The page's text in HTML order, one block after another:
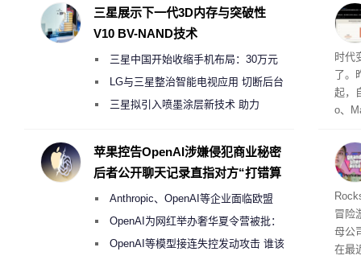
时代
了。
起，
o、
和
命令
起
防御
气将
发效
期
冒险
母公
在最
三星展示下一代3D内存与突破性
V10 BV-NAND技术
三星中国开始收缩手机布局：30万元
月销售额不达标门店 将被逐步清退
LG与三星整治智能电视应用 切断后台
偷偷共享带宽的违规行为
三星拟引入喷墨涂层新技术 助力
度
苹果控告OpenAI涉嫌侵犯商业秘密
后者公开聊天记录直指对方“打错算
Anthropic、OpenAI等企业面临欧盟
《人工智能法案》全新执法权限审查
OpenAI为网红举办奢华夏令营被批：
2000美元一晚 遭讽“反乌托邦”
OpenAI等模型接连失控发动攻击 谁该